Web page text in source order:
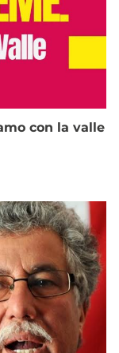
con la valle